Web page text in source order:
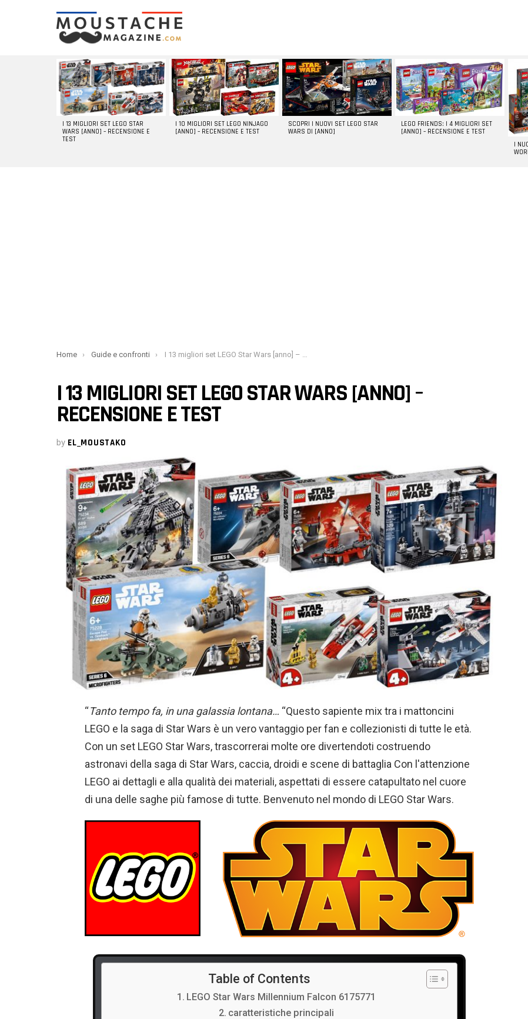
LATEST
STORIES
I 13 MIGLIORI SET LEGO STAR
WARS [ANNO] – RECENSIONE E
TEST
I 10 MIGLIORI SET LEGO NINJAGO
[ANNO] – RECENSIONE E TEST
SCOPRI I NUOVI SET LEGO STAR
WARS DI [ANNO]
LEGO FRIENDS: I 4 MIGLIORI SET
[ANNO] – RECENSIONE E TEST
I
You are here:
Home Guide e confronti I 13 migliori set LEGO Star Wars [anno] – Recensione e test
I 13 MIGLIORI SET LEGO STAR WARS [ANNO] –
RECENSIONE E TEST
by EL_MOUSTAKO
“Tanto tempo fa, in una galassia lontana… “Questo sapiente mix tra i mattoncini
LEGO e la saga di Star Wars è un vero vantaggio per fan e collezionisti di tutte le età.
Con un set LEGO Star Wars, trascorrerai molte ore divertendoti costruendo
astronavi della saga di Star Wars, caccia, droidi e scene di battaglia Con l'attenzione
LEGO ai dettagli e alla qualità dei materiali, aspettati di essere catapultato nel cuore
di una delle saghe più famose di tutte. Benvenuto nel mondo di LEGO Star Wars.
Table of Contents
LEGO Star Wars Millennium Falcon 6175771
caratteristiche principali